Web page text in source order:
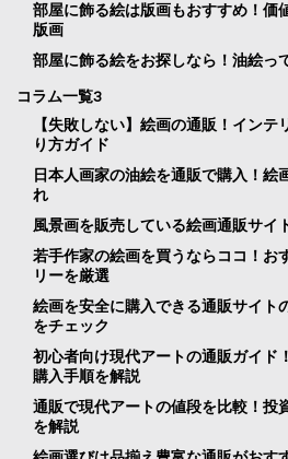
部屋に飾る絵は版画もおすすめ！価
版画
部屋に飾る絵をお探しなら！油絵っ
コラム一覧3
【失敗しない】絵画の通販！イン
り方ガイド
日本人画家の油絵を通販で購入！絵
れ
風景画を販売している絵画通販サイ
若手作家の絵画を買うならココ！お
リーを厳選
絵画を安全に購入できる通販サイト
をチェック
初心者向け現代アートの通販ガイド
購入手順を解説
通販で現代アートの値段を比較！投
を解説